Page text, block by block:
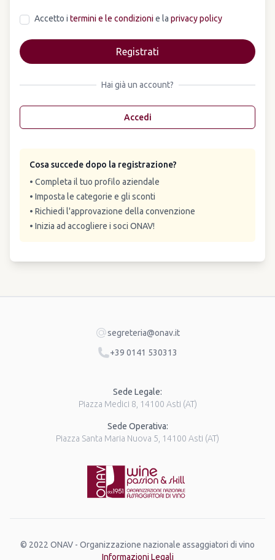
Accetto i termini e le condizionie la privacy policy
Registrati
Hai già un account?
Accedi
Cosa succede dopo la registrazione?
• Completa il tuo profilo aziendale
• Imposta le categorie e gli sconti
• Richiedi l'approvazione della convenzione
• Inizia ad accogliere i soci ONAV!
segreteria@onav.it
+39 0141 530313
Sede Legale:
Piazza Medici 8, 14100 Asti (AT)
Sede Operativa:
Piazza Santa Maria Nuova 5, 14100 Asti (AT)
© 2022 ONAV - Organizzazione nazionale assaggiatori di vino
Informazioni Legali